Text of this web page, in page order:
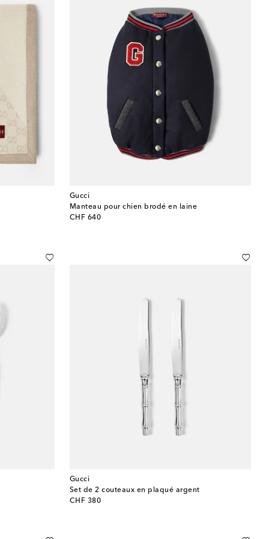
Gucci
Manteau pour chien brodé en laine
CHF 640
original price
Gucci
Set de 2 couteaux en plaqué argent
CHF 380
original price